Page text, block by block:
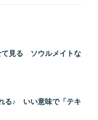
て見る ソウルメイトな
る♪ いい意味で「テキ